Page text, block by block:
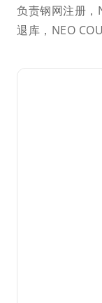
负责钢网注册
退库，NEO